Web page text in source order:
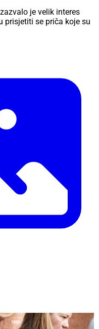
je velik interes
prisjetiti se priča koje su